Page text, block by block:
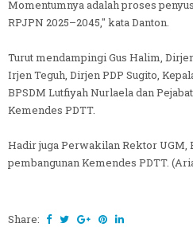
Momentumnya adalah proses
RPJPN 2025–2045," kata Danton.
Turut mendampingi Gus Halim,
Irjen Teguh, Dirjen PDP Sugito,
BPSDM Lutfiyah Nurlaela dan
Kemendes PDTT.
Hadir juga Perwakilan Rektor UGM,
pembangunan Kemendes PDTT.
Share: